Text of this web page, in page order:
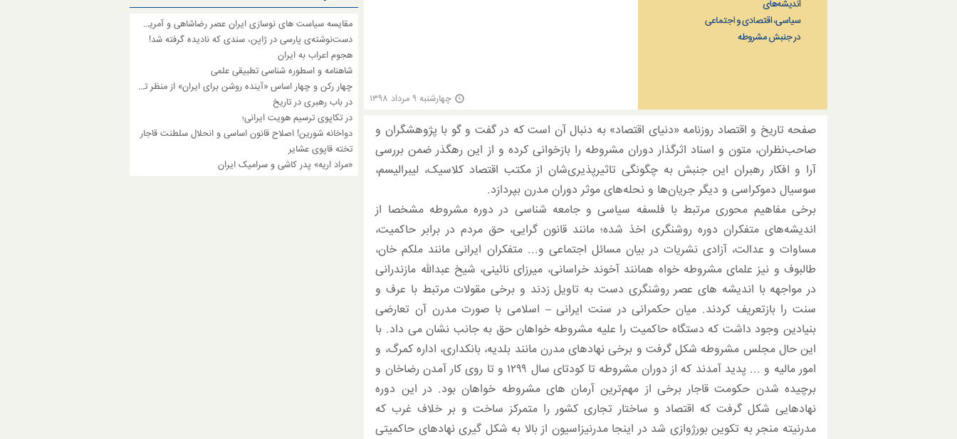
چهارشنبه ۹ مرداد ۱۳۹۸
صفحه تاریخ و اقتصاد روزنامه «دنیای اقتصاد» به دنبال آن است که در گفت و گو با پژوهشگران و
صاحب‌نظران، متون و اسناد اثرگذار دوران مشروطه را بازخوانی کرده و از این رهگذر ضمن بررسی
آرا و افکار رهبران این جنبش به چگونگی تاثیرپذیری‌شان از مکتب اقتصاد کلاسیک، لیبرالیسم،
سوسیال دموکراسی و دیگر جریان‌ها و نحله‌های موثر دوران مدرن بپردازد.
برخی مفاهیم محوری مرتبط با فلسفه سیاسی و جامعه شناسی در دوره مشروطه مشخصا از
اندیشه‌های متفکران دوره روشنگری اخذ شده؛ مانند قانون گرایی، حق مردم در برابر حاکمیت،
مساوات و عدالت، آزادی نشریات در بیان مسائل اجتماعی و... متفکران ایرانی مانند ملکم خان،
طالبوف و نیز علمای مشروطه خواه همانند آخوند خراسانی، میرزای نائینی، شیخ عبدالله مازندرانی
در مواجهه با اندیشه های عصر روشنگری دست به تاویل زدند و برخی مقولات مرتبط با عرف و
سنت را بازتعریف کردند. میان حکمرانی در سنت ایرانی – اسلامی با صورت مدرن آن تعارضی
بنیادین وجود داشت که دستگاه حاکمیت را علیه مشروطه خواهان حق به جانب نشان می داد. با
این حال مجلس مشروطه شکل گرفت و برخی نهادهای مدرن مانند بلدیه، بانکداری، اداره کمرگ، و
امور مالیه و ... پدید آمدند که از دوران مشروطه تا کودتای سال ۱۲۹۹ و تا روی کار آمدن رضاخان و
برچیده شدن حکومت قاجار برخی از مهم‌ترین آرمان های مشروطه خواهان بود. در این دوره
نهادهایی شکل گرفت که اقتصاد و ساختار تجاری کشور را متمرکز ساخت و بر خلاف غرب که
مدرنیته منجر به تکوین بورژوازی شد در اینجا مدرنیزاسیون از بالا به شکل گیری نهادهای حاکمیتی
مقایسه سیاست های نوسازی ایران عصر رضاشاهی و آمریت در تجدد اروپایی
دست‌نوشته‌ی پارسی در ژاپن، سندی که نادیده گرفته شد!
هجوم اعراب به ایران
شاهنامه و اسطوره شناسی تطبیقی علمی
چهار رکن و چهار اساس «آینده روشن برای ایران» از منظر تقی زاده
در باب رهبری در تاریخ
در تکاپوی ترسیم هویت ایرانی؛
دواخانه شورین! اصلاح قانون اساسی و انحلال سلطنت قاجار
تخته قاپوی عشایر
«مراد اریه» پدر کاشی و سرامیک ایران